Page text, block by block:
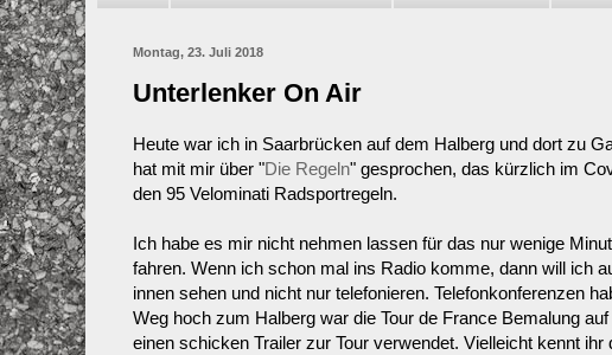
Montag, 23. Juli 2018
Unterlenker On Air
Heute war ich in Saarbrücken auf dem Halberg und dort zu
hat mit mir über "Die Regeln" gesprochen, das kürzlich im
den 95 Velominati Radsportregeln.
Ich habe es mir nicht nehmen lassen für das nur wenige
fahren. Wenn ich schon mal ins Radio komme, dann will ich
innen sehen und nicht nur telefonieren. Telefonkonferenzen
Weg hoch zum Halberg war die Tour de France Bemalung
einen schicken Trailer zur Tour verwendet. Vielleicht kennt